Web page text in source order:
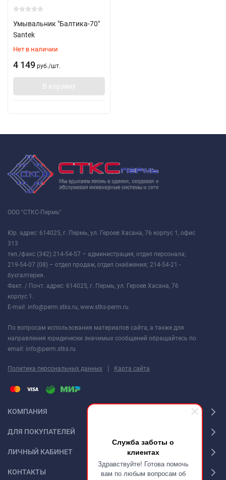
Служба заботы о
клиентах
Здравствуйте! Готова помочь
вам по любым вопросам об
Умывальник "Балтика-70"
Santek
Нет в наличии
4 149 руб./шт.
В корзину
ООО "СТКС-Пермь"
Юр. адрес: 614025, г. Пермь, ул. Героев Хасана, 76 корпус 1, офис
313
тел./факс (342) 214-54-57 – администрация, отдел персонала;
219-54-07 (08) – отдел продаж, отдел снабжения; 214-54-21 -
бухгалтерия.
Факт. / Почт. адрес: 614025, г. Пермь, ул. Героев Хасана, 76
корпус 1.
E-mail: info@perm.stks.ru, www.stks-perm.ru
По вопросам использования материалов сайта, а также для
направления юридически значимых сообщений обращайтесь по
email: info@perm.stks.ru
Политика персональных данных | Карта сайта
КОМПАНИЯ
ДЛЯ ПОКУПАТЕЛЕЙ
ЛИЧНЫЙ КАБИНЕТ
КОНТАКТЫ